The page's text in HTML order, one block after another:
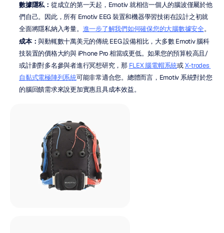
數據隱私： 從成立的第一天起，Emotiv 就相信一個人的腦波僅屬於他
們自己。因此，所有 Emotiv EEG 裝置和機器學習技術在設計之初就
全面將隱私納入考量。 進一步了解我們如何確保您的大腦數據安全。
成本：與動輒數十萬美元的傳統 EEG 設備相比，大多數 Emotiv 腦科
技裝置的價格大約與 iPhone Pro 相當或更低。如果您的預算較高且/
或計劃對多名參與者進行冥想研究，那 FLEX 腦電帽系統或 X-trodes
自黏式電極陣列系統可能非常適合您。總體而言，Emotiv 系統對於您
的腦回饋需求來說更加實惠且具成本效益。